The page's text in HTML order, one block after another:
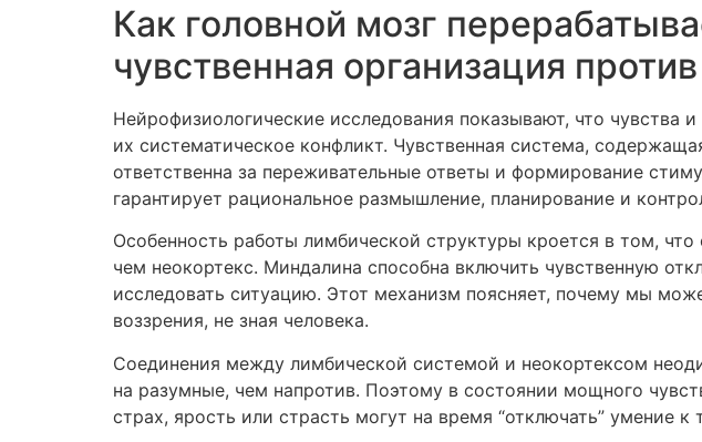
Как головной мозг
чувственная организация
Нейрофизиологические исследования показывают, что
их систематическое конфликт. Чувственная система,
ответственна за переживательные ответы и формирование
гарантирует рациональное размышление, планирование и
Особенность работы лимбической структуры кроется в том,
чем неокортекс. Миндалина способна включить чувственную
исследовать ситуацию. Этот механизм поясняет, почему мы
воззрения, не зная человека.
Соединения между лимбической системой и неокортексом
на разумные, чем напротив. Поэтому в состоянии мощного
страх, ярость или страсть могут на время “отключать” умение